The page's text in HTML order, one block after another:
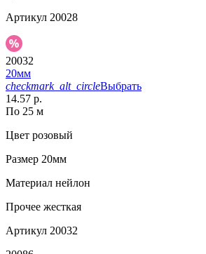
Артикул 20028
20032
20мм
checkmark_alt_circleВыбрать
14.57 р.
По 25 м
Цвет розовый
Размер 20мм
Материал нейлон
Прочее жесткая
Артикул 20032